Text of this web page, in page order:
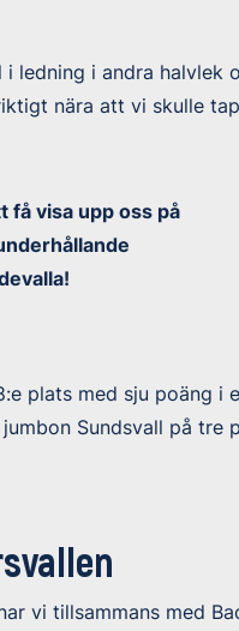
ledning i andra halvlek
nära att vi skulle
få visa upp oss på
plats med sju poäng i
Sundsvall på tre
vi tillsammans med